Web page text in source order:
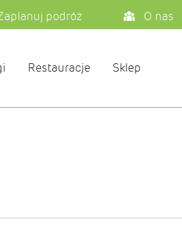
podróż O nas
Restauracje Sklep